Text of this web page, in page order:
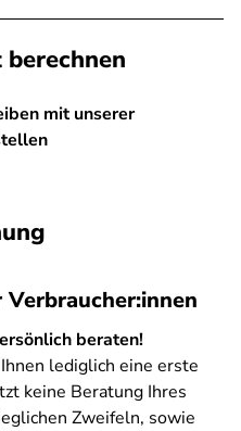
mit unserer
beraten!
lediglich eine erste
keine Beratung Ihres
Zweifeln, sowie